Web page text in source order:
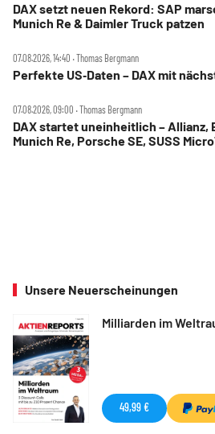
DAX setzt neuen Rekord: SAP
Munich Re & Daimler Truck patzen
07.08.2026, 14:40 ‧ Thomas Bergmann
Perfekte US‑Daten – DAX mit
07.08.2026, 09:00 ‧ Thomas Bergmann
DAX startet uneinheitlich – Allianz,
Munich Re, Porsche SE, SUSS
Unsere Neuerscheinungen
Milliarden im
49,99 €